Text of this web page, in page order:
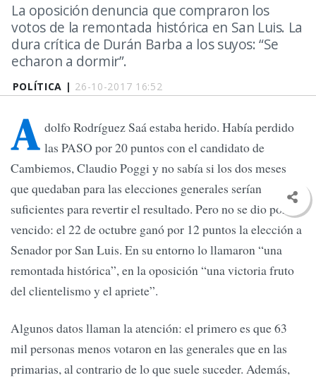
POLÍTICA | 26-10-2017 16:52
La oposición denuncia que compraron los
votos de la remontada histórica en San Luis. La
dura crítica de Durán Barba a los suyos: “Se
echaron a dormir”.
A dolfo Rodríguez Saá estaba herido. Había perdido
las PASO por 20 puntos con el candidato de
Cambiemos, Claudio Poggi y no sabía si los dos meses
que quedaban para las elecciones generales serían
suficientes para revertir el resultado. Pero no se dio por
vencido: el 22 de octubre ganó por 12 puntos la elección a
Senador por San Luis. En su entorno lo llamaron “una
remontada histórica”, en la oposición “una victoria fruto
del clientelismo y el apriete”.
Algunos datos llaman la atención: el primero es que 63
mil personas menos votaron en las generales que en las
primarias, al contrario de lo que suele suceder. Además,